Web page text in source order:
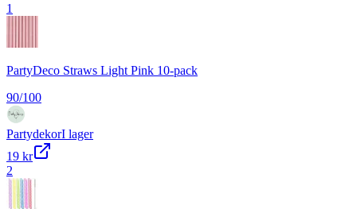
1
PartyDeco Straws Light Pink 10-pack
90/100
PartydekorI lager
19 kr
2